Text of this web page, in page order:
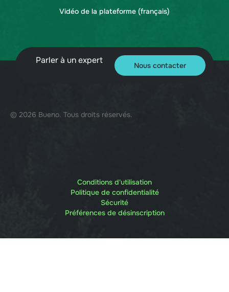
Vidéo de la plateforme (français)
Parler à un expert Nous contacter
© 2026 Bueno. Tous droits réservés.
Conditions d'utilisation
Politique de confidentialité
Sécurité
Préférences de désinscription